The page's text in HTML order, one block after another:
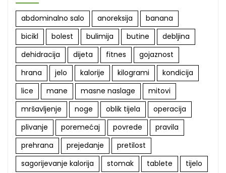
abdominalno salo anoreksija
banana
bicikl
bolest bulimija butine
debljina
dehidracija
dijeta fitnes
gojaznost
hrana
jelo kalorije kilogrami
kondicija
lice
mane masne naslage
mitovi
mršavljenje
noge oblik tijela
operacija
plivanje
poremećaj povrede
pravila
prehrana
prejedanje
pretilost
sagorijevanje kalorija
stomak tablete tijelo